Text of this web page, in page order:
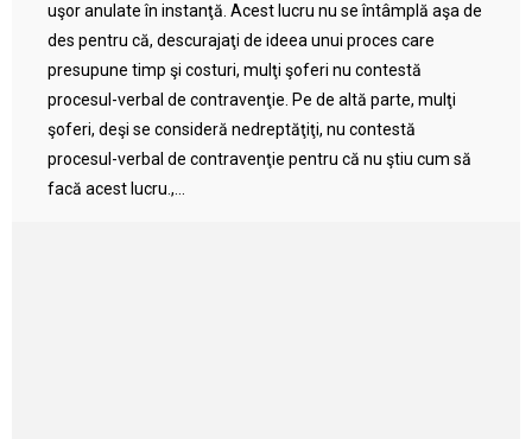
uşor anulate în instanţă. Acest lucru nu se întâmplă aşa de
des pentru că, descurajaţi de ideea unui proces care
presupune timp şi costuri, mulţi şoferi nu contestă
procesul-verbal de contravenţie. Pe de altă parte, mulţi
şoferi, deşi se consideră nedreptăţiţi, nu contestă
procesul-verbal de contravenţie pentru că nu ştiu cum să
facă acest lucru.,...